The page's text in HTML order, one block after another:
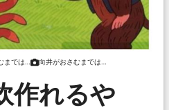
までは… 向井がおさむまでは…
作れるや